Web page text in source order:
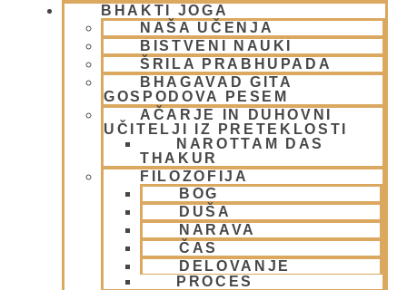
BHAKTI JOGA
NAŠA UČENJA
BISTVENI NAUKI
ŠRILA PRABHUPADA
BHAGAVAD GITA
GOSPODOVA PESEM
AČARJE IN DUHOVNI
UČITELJI IZ PRETEKLOSTI
NAROTTAM DAS
THAKUR
FILOZOFIJA
BOG
DUŠA
NARAVA
ČAS
DELOVANJE
PROCES
Festivali v mesecu Februarju